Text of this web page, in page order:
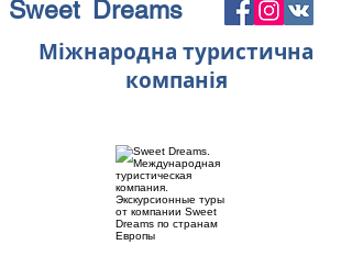
Sweet Dreams
Міжнародна туристична
компанія